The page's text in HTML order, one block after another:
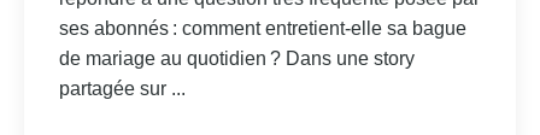
ses abonnés : comment entretient-elle sa bague
de mariage au quotidien ? Dans une story
partagée sur ...